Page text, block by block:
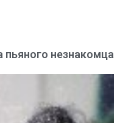
незнакомца